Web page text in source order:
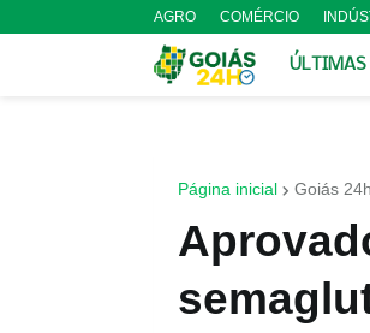
AGRO COMÉRCIO
ÚLTIMAS
Página inicial Goiás 24h